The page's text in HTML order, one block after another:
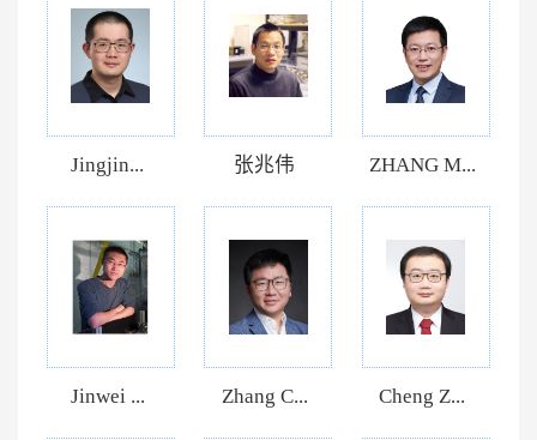
Jingjin... 张兆伟 ZHANG M...
Jinwei ... Zhang C... Cheng Z...